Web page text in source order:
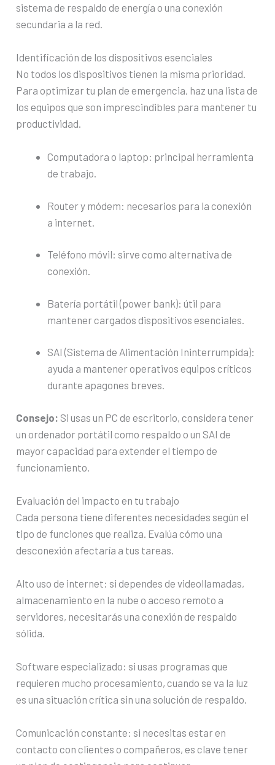
sistema de respaldo de energía o una conexión
secundaria a la red.
Identificación de los dispositivos esenciales
No todos los dispositivos tienen la misma prioridad.
Para optimizar tu plan de emergencia, haz una lista de
los equipos que son imprescindibles para mantener tu
productividad.
Computadora o laptop: principal herramienta
de trabajo.
Router y módem: necesarios para la conexión
a internet.
Teléfono móvil: sirve como alternativa de
conexión.
Batería portátil (power bank): útil para
mantener cargados dispositivos esenciales.
SAI (Sistema de Alimentación Ininterrumpida):
ayuda a mantener operativos equipos críticos
durante apagones breves.
Consejo: Si usas un PC de escritorio, considera tener
un ordenador portátil como respaldo o un SAI de
mayor capacidad para extender el tiempo de
funcionamiento.
Evaluación del impacto en tu trabajo
Cada persona tiene diferentes necesidades según el
tipo de funciones que realiza. Evalúa cómo una
desconexión afectaría a tus tareas.
Alto uso de internet: si dependes de videollamadas,
almacenamiento en la nube o acceso remoto a
servidores, necesitarás una conexión de respaldo
sólida.
Software especializado: si usas programas que
requieren mucho procesamiento, cuando se va la luz
es una situación crítica sin una solución de respaldo.
Comunicación constante: si necesitas estar en
contacto con clientes o compañeros, es clave tener